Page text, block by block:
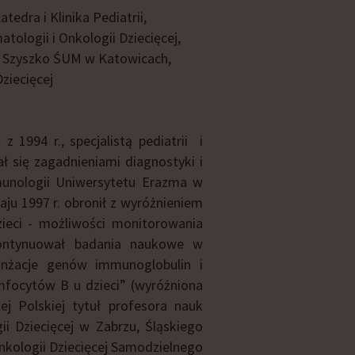
i Klinika Pediatrii,
i Onkologii Dziecięcej,
ŚUM w Katowicach,
z 1994 r., specjalistą pediatrii i
się zagadnieniami diagnostyki i
Uniwersytetu Erazma w
1997 r. obronił z wyróżnieniem
- możliwości monitorowania
badania naukowe w
genów immunoglobulin i
B u dzieci” (wyróżniona
Polskiej tytuł profesora nauk
Dziecięcej w Zabrzu, Śląskiego
Dziecięcej Samodzielnego